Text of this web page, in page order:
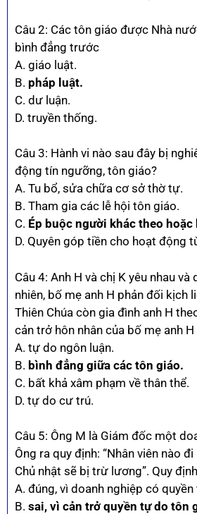
Câu 2: Các tôn giáo được Nhà
bình đẳng trước
A. giáo luật.
B. pháp luật.
C. dư luận.
D. truyền thống.
Câu 3: Hành vi nào sau đây bị
động tín ngưỡng, tôn giáo?
A. Tu bổ, sửa chữa cơ sở thờ tự.
B. Tham gia các lễ hội tôn giáo.
C. Ép buộc người khác theo hoặc
D. Quyên góp tiền cho hoạt động
Câu 4: Anh H và chị K yêu nhau
nhiên, bố mẹ anh H phản đối kịch
Thiên Chúa còn gia đình anh H
cản trở hôn nhân của bố mẹ anh
A. tự do ngôn luận.
B. bình đẳng giữa các tôn giáo.
C. bất khả xâm phạm về thân thể.
D. tự do cư trú.
Câu 5: Ông M là Giám đốc một
Ông ra quy định: “Nhân viên nào
Chủ nhật sẽ bị trừ lương”. Quy
A. đúng, vì doanh nghiệp có
B. sai, vì cản trở quyền tự do tôn